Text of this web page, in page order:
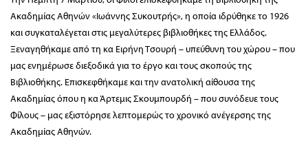
Ακαδημίας Αθηνών «Ιωάννης Συκουτρής», η οποία ιδρύθηκε το 1926
και συγκαταλέγεται στις μεγαλύτερες βιβλιοθήκες της Ελλάδος.
Ξεναγηθήκαμε από τη κα Ειρήνη Τσουρή – υπεύθυνη του χώρου – που
μας ενημέρωσε διεξοδικά για το έργο και τους σκοπούς της
Βιβλιοθήκης. Επισκεφθήκαμε και την ανατολική αίθουσα της
Ακαδημίας όπου η κα Άρτεμις Σκουμπουρδή – που συνόδευε τους
Φίλους – μας εξιστόρησε λεπτομερώς το χρονικό ανέγερσης της
Ακαδημίας Αθηνών.